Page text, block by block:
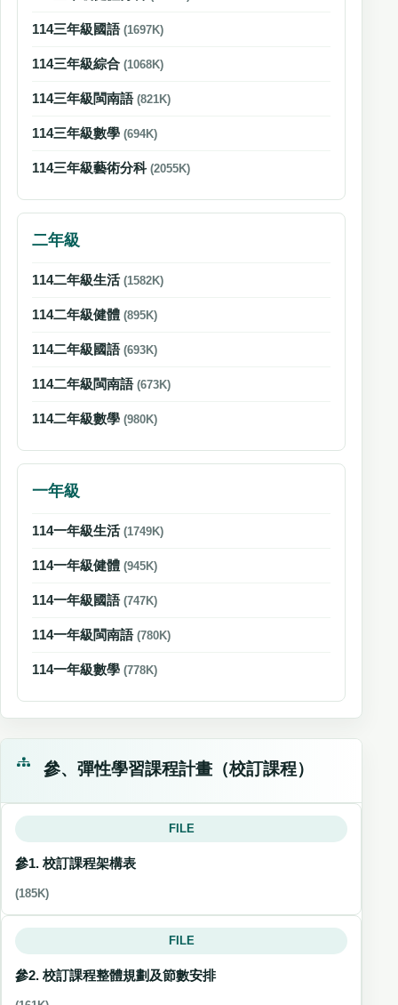
114三年級國語 (1697K)
114三年級綜合 (1068K)
114三年級閩南語 (821K)
114三年級數學 (694K)
114三年級藝術分科 (2055K)
二年級
114二年級生活 (1582K)
114二年級健體 (895K)
114二年級國語 (693K)
114二年級閩南語 (673K)
114二年級數學 (980K)
一年級
114一年級生活 (1749K)
114一年級健體 (945K)
114一年級國語 (747K)
114一年級閩南語 (780K)
114一年級數學 (778K)
參、彈性學習課程計畫（校訂課程）
FILE
參1. 校訂課程架構表
(185K)
FILE
參2. 校訂課程整體規劃及節數安排